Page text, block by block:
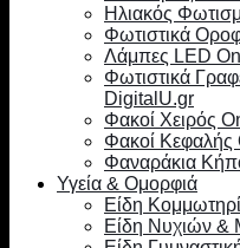
Ηλιακός
Φωτιστικά
Λάμπες LED
Φωτιστικά
DigitalU.gr
Φακοί Χειρός
Φακοί
Φαναράκια
Υγεία & Ομορφιά
Είδη
Είδη Νυχιών &